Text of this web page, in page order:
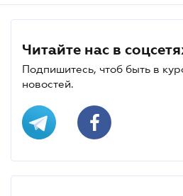
Читайте нас в
Подпишитесь, чтоб быть в
новостей.